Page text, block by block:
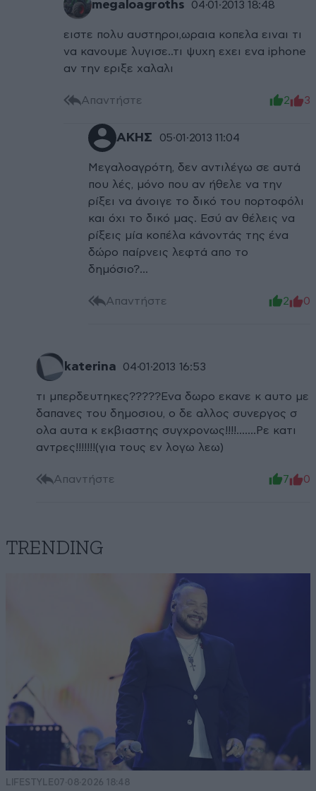
megaloagroths 04·01·2013 18:48
ειστε πολυ αυστηροι,ωραια κοπελα ειναι τι
να κανουμε λυγισε..τι ψυχη εχει ενα iphone
αν την εριξε χαλαλι
Απαντήστε 2 3
ΑΚΗΣ 05·01·2013 11:04
Μεγαλοαγρότη, δεν αντιλέγω σε αυτά
που λές, μόνο που αν ήθελε να την
ρίξει να άνοιγε το δικό του πορτοφόλι
και όχι το δικό μας. Εσύ αν θέλεις να
ρίξεις μία κοπέλα κάνοντάς της ένα
δώρο παίρνεις λεφτά απο το
δημόσιο?...
Απαντήστε 2 0
katerina 04·01·2013 16:53
τι μπερδευτηκες?????Ενα δωρο εκανε κ αυτο με
δαπανες του δημοσιου, ο δε αλλος συνεργος σ
ολα αυτα κ εκβιαστης συγχρονως!!!!.......Ρε κατι
αντρες!!!!!!!(για τους εν λογω λεω)
Απαντήστε 7 0
TRENDING
LIFESTYLE07·08·2026 18:48